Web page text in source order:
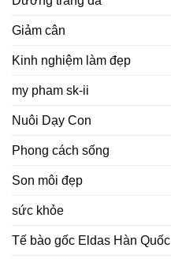
Giảm cân
Kinh nghiệm làm đẹp
my pham sk-ii
Nuôi Dạy Con
Phong cách sống
Son môi đẹp
sức khỏe
Tế bào gốc Eldas Hàn Quốc